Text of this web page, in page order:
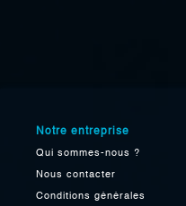
Notre entreprise
Qui sommes-nous ?
Nous contacter
Conditions générales